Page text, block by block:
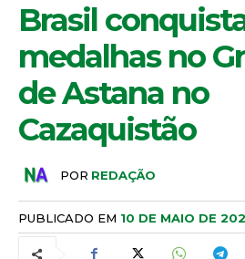
Brasil
medalhas no
de Astana no
Cazaquistão
POR REDAÇÃO
PUBLICADO EM 10 DE MAIO DE